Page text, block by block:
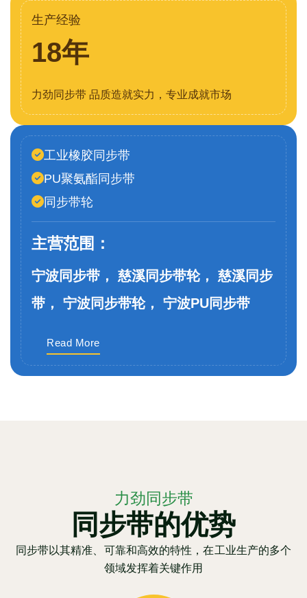
生产经验
18年
力劲同步带 品质造就实力，专业成就市场
工业橡胶同步带
PU聚氨酯同步带
同步带轮
主营范围：
宁波同步带， 慈溪同步带轮， 慈溪同步
带， 宁波同步带轮， 宁波PU同步带
Read More
力劲同步带
同步带的优势
同步带以其精准、可靠和高效的特性，在工业生产的多个
领域发挥着关键作用